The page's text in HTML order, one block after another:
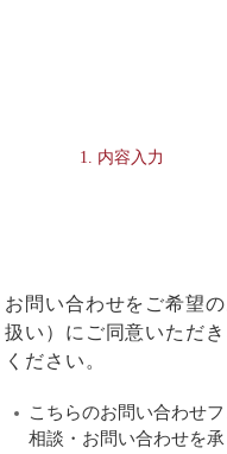
内容入力
お問い合わせをご希望の
扱い）にご同意いただ
ください。
こちらのお問い合わせ
相談・お問い合わせを